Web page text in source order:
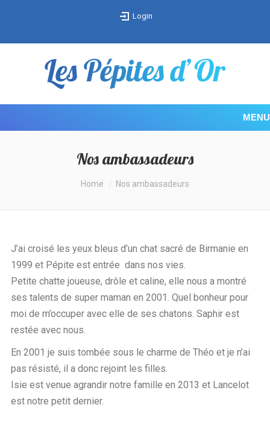
Login
MENU
Nos ambassadeurs
Home Nos ambassadeurs
J’ai croisé les yeux bleus d’un chat sacré de Birmanie en
1999 et Pépite est entrée dans nos vies.
Petite chatte joueuse, drôle et caline, elle nous a montré
ses talents de super maman en 2001. Quel bonheur pour
moi de m’occuper avec elle de ses chatons. Saphir est
restée avec nous.
En 2001 je suis tombée sous le charme de Théo et je n’ai
pas résisté, il a donc rejoint les filles.
Isie est venue agrandir notre famille en 2013 et Lancelot
est notre petit dernier.